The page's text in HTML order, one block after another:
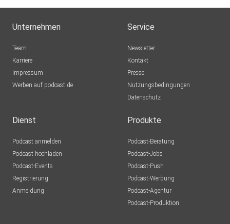
Unternehmen
Team
Karriere
Impressum
Werben auf podcast.de
Service
Newsletter
Kontakt
Presse
Nutzungsbedingungen
Datenschutz
Dienst
Podcast anmelden
Podcast hochladen
Podcast-Events
Registrierung
Anmeldung
Produkte
Podcast-Beratung
Podcast-Jobs
Podcast-Push
Podcast-Werbung
Podcast-Agentur
Podcast-Produktion